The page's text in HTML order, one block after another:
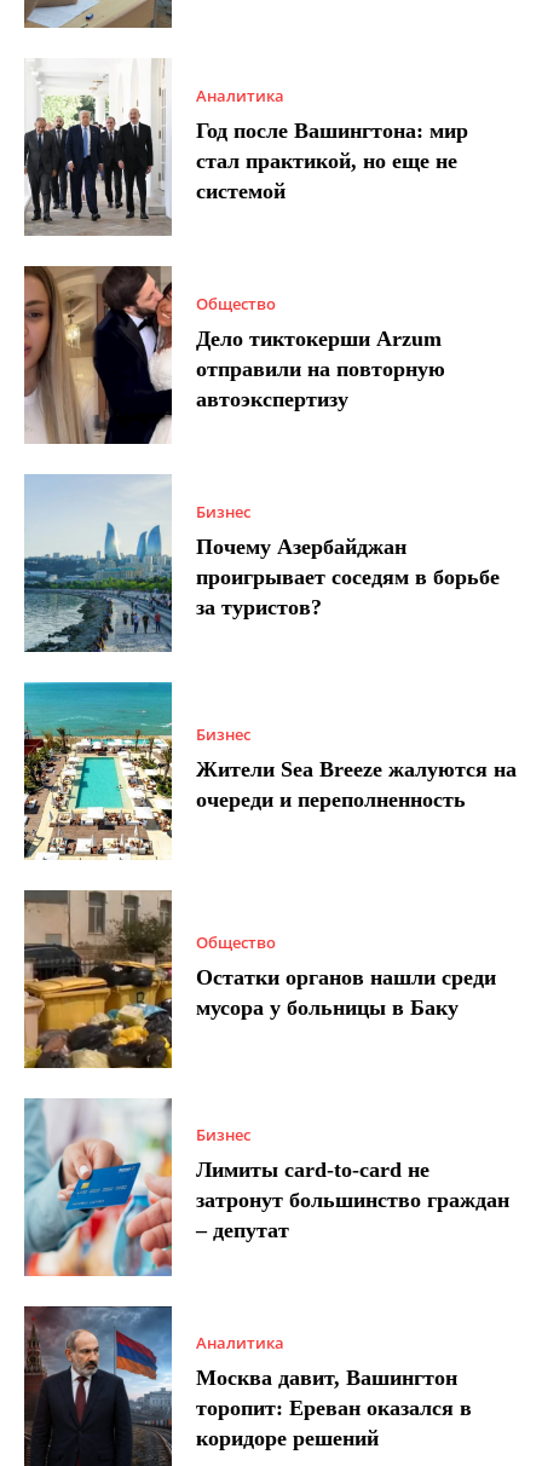
Аналитика
Год после Вашингтона: мир
стал практикой, но еще не
системой
Общество
Дело тиктокерши Arzum
отправили на повторную
автоэкспертизу
Бизнес
Почему Азербайджан
проигрывает соседям в борьбе
за туристов?
Бизнес
Жители Sea Breeze жалуются на
очереди и переполненность
Общество
Остатки органов нашли среди
мусора у больницы в Баку
Бизнес
Лимиты card-to-card не
затронут большинство граждан
– депутат
Аналитика
Москва давит, Вашингтон
торопит: Ереван оказался в
коридоре решений